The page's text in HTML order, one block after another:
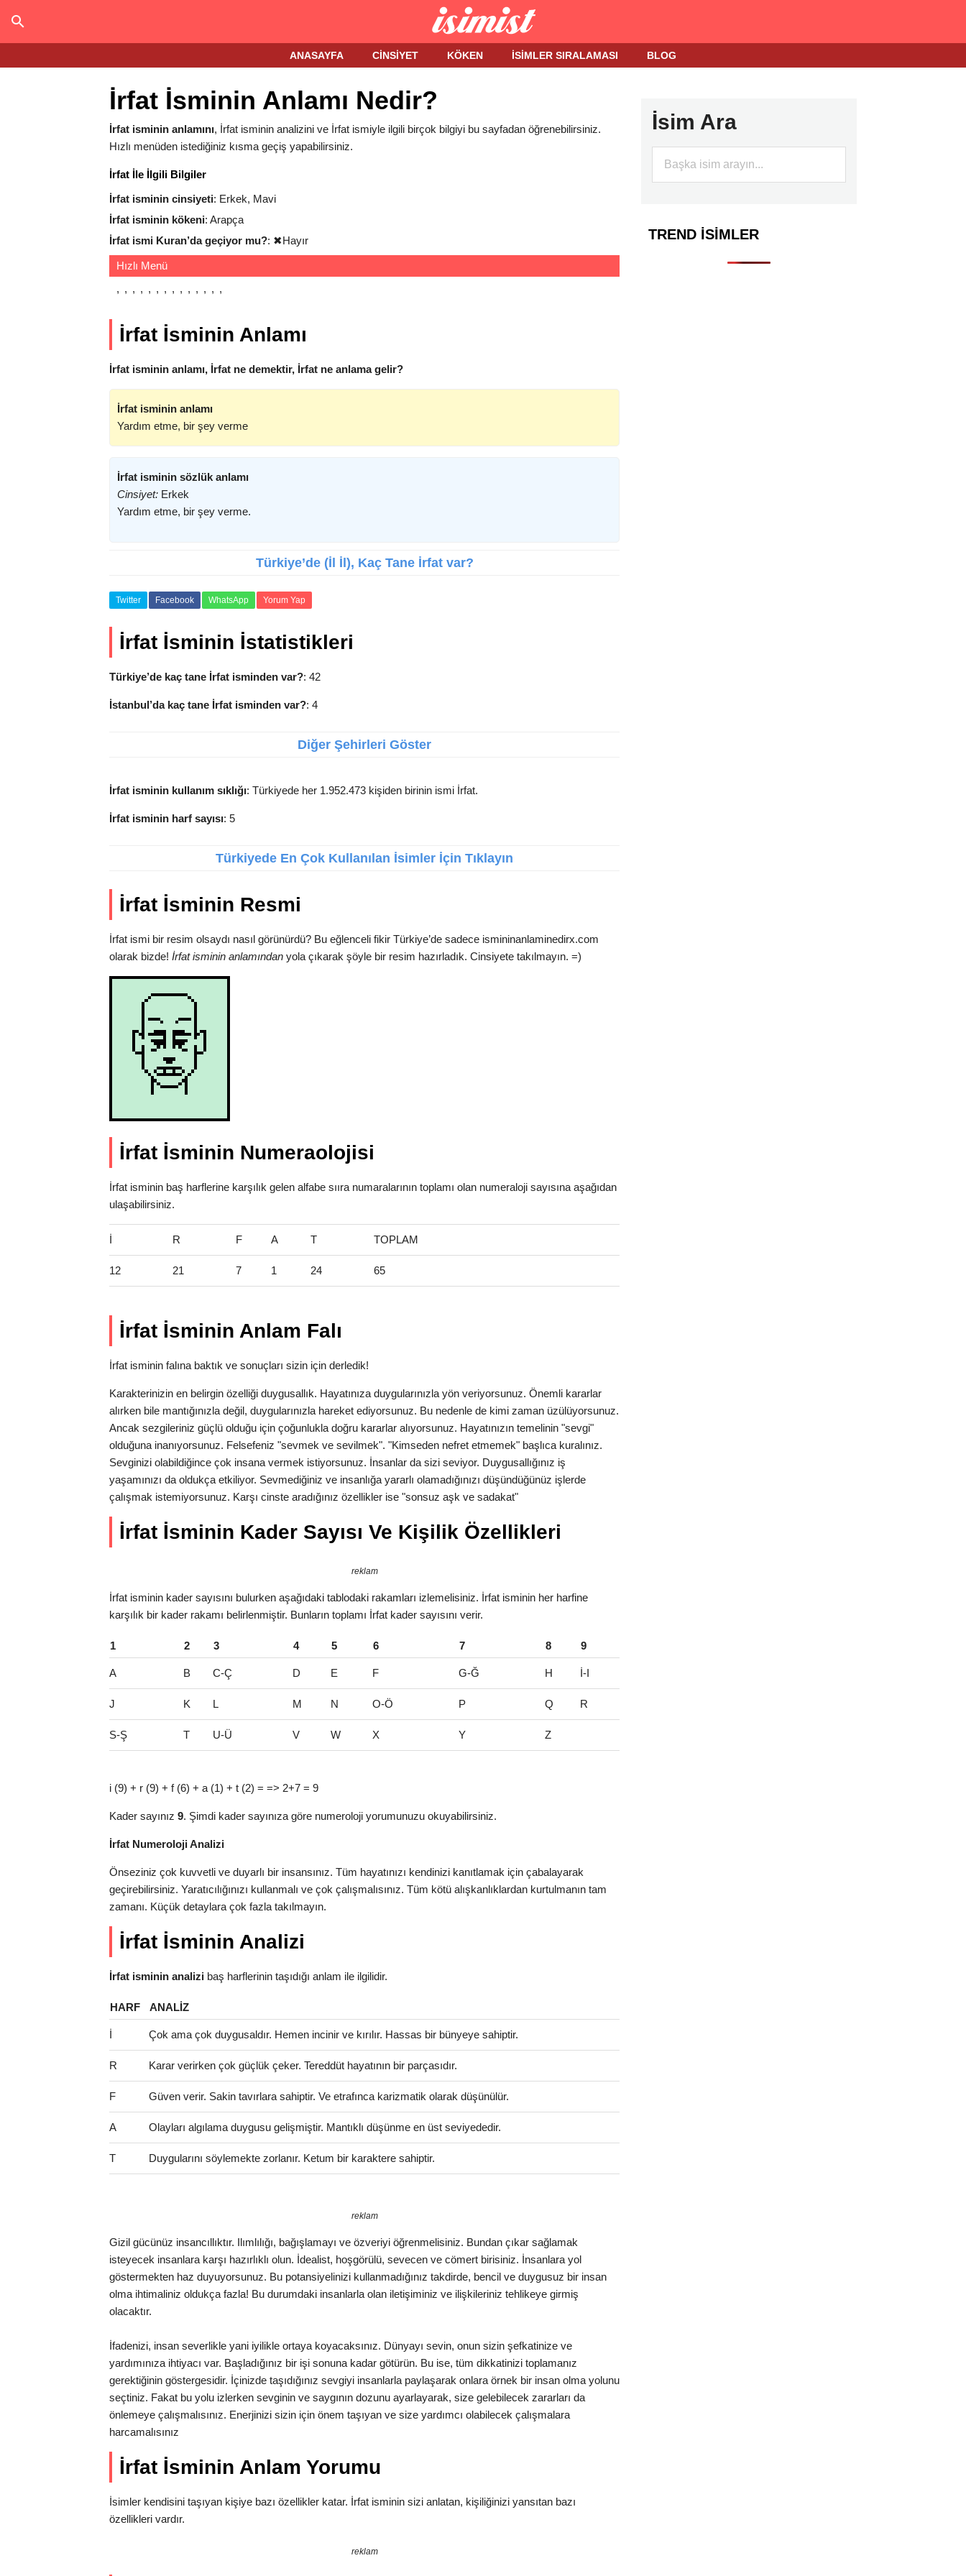
ANASAYFA CINSIYET KÖKEN İSIMLER SIRALAMASI BLOG
İrfat İsminin Anlamı Nedir?
İrfat isminin anlamını, İrfat isminin analizini ve İrfat ismiyle ilgili birçok bilgiyi bu sayfadan öğrenebilirsiniz.
Hızlı menüden istediğiniz kısma geçiş yapabilirsiniz.
İrfat İle İlgili Bilgiler
İrfat isminin cinsiyeti: Erkek, Mavi
İrfat isminin kökeni: Arapça
İrfat ismi Kuran’da geçiyor mu?: ✖Hayır
Hızlı Menü
İrfat İsminin Anlamı
İrfat isminin anlamı, İrfat ne demektir, İrfat ne anlama gelir?
İrfat isminin anlamı
Yardım etme, bir şey verme
İrfat isminin sözlük anlamı
Cinsiyet: Erkek
Yardım etme, bir şey verme.
Türkiye’de (İl İl), Kaç Tane İrfat var?
Twitter Facebook WhatsApp Yorum Yap
İrfat İsminin İstatistikleri
Türkiye’de kaç tane İrfat isminden var?: 42
İstanbul’da kaç tane İrfat isminden var?: 4
Diğer Şehirleri Göster
İrfat isminin kullanım sıklığı: Türkiyede her 1.952.473 kişiden birinin ismi İrfat.
İrfat isminin harf sayısı: 5
Türkiyede En Çok Kullanılan İsimler İçin Tıklayın
İrfat İsminin Resmi
İrfat ismi bir resim olsaydı nasıl görünürdü? Bu eğlenceli fikir Türkiye’de sadece ismininanlaminedirx.com
olarak bizde! İrfat isminin anlamından yola çıkarak şöyle bir resim hazırladık. Cinsiyete takılmayın. =)
İrfat İsminin Numeraolojisi
İrfat isminin baş harflerine karşılık gelen alfabe sııra numaralarının toplamı olan numeraloji sayısına aşağıdan
ulaşabilirsiniz.
İ R F A T TOPLAM
12 21 7 1 24 65
İrfat İsminin Anlam Falı
İrfat isminin falına baktık ve sonuçları sizin için derledik!
Karakterinizin en belirgin özelliği duygusallık. Hayatınıza duygularınızla yön veriyorsunuz. Önemli kararlar
alırken bile mantığınızla değil, duygularınızla hareket ediyorsunuz. Bu nedenle de kimi zaman üzülüyorsunuz.
Ancak sezgileriniz güçlü olduğu için çoğunlukla doğru kararlar alıyorsunuz. Hayatınızın temelinin "sevgi"
olduğuna inanıyorsunuz. Felsefeniz "sevmek ve sevilmek". "Kimseden nefret etmemek" başlıca kuralınız.
Sevginizi olabildiğince çok insana vermek istiyorsunuz. İnsanlar da sizi seviyor. Duygusallığınız iş
yaşamınızı da oldukça etkiliyor. Sevmediğiniz ve insanlığa yararlı olamadığınızı düşündüğünüz işlerde
çalışmak istemiyorsunuz. Karşı cinste aradığınız özellikler ise "sonsuz aşk ve sadakat"
İrfat İsminin Kader Sayısı Ve Kişilik Özellikleri
reklam
İrfat isminin kader sayısını bulurken aşağıdaki tablodaki rakamları izlemelisiniz. İrfat isminin her harfine
karşılık bir kader rakamı belirlenmiştir. Bunların toplamı İrfat kader sayısını verir.
1 2 3 4 5 6 7 8 9
A B C-Ç D E F G-Ğ H İ-I
J K L M N O-Ö P Q R
S-Ş T U-Ü V W X Y Z
i (9) + r (9) + f (6) + a (1) + t (2) = => 2+7 = 9
Kader sayınız 9. Şimdi kader sayınıza göre numeroloji yorumunuzu okuyabilirsiniz.
İrfat Numeroloji Analizi
Önseziniz çok kuvvetli ve duyarlı bir insansınız. Tüm hayatınızı kendinizi kanıtlamak için çabalayarak
geçirebilirsiniz. Yaratıcılığınızı kullanmalı ve çok çalışmalısınız. Tüm kötü alışkanlıklardan kurtulmanın tam
zamanı. Küçük detaylara çok fazla takılmayın.
İrfat İsminin Analizi
İrfat isminin analizi baş harflerinin taşıdığı anlam ile ilgilidir.
HARF ANALIZ
İ Çok ama çok duygusaldır. Hemen incinir ve kırılır. Hassas bir bünyeye sahiptir.
R Karar verirken çok güçlük çeker. Tereddüt hayatının bir parçasıdır.
F Güven verir. Sakin tavırlara sahiptir. Ve etrafınca karizmatik olarak düşünülür.
A Olayları algılama duygusu gelişmiştir. Mantıklı düşünme en üst seviyededir.
T Duygularını söylemekte zorlanır. Ketum bir karaktere sahiptir.
reklam
Gizil gücünüz insancıllıktır. Ilımlılığı, bağışlamayı ve özveriyi öğrenmelisiniz. Bundan çıkar sağlamak
isteyecek insanlara karşı hazırlıklı olun. İdealist, hoşgörülü, sevecen ve cömert birisiniz. İnsanlara yol
göstermekten haz duyuyorsunuz. Bu potansiyelinizi kullanmadığınız takdirde, bencil ve duygusuz bir insan
olma ihtimaliniz oldukça fazla! Bu durumdaki insanlarla olan iletişiminiz ve ilişkileriniz tehlikeye girmiş
olacaktır.
İfadenizi, insan severlikle yani iyilikle ortaya koyacaksınız. Dünyayı sevin, onun sizin şefkatinize ve
yardımınıza ihtiyacı var. Başladığınız bir işi sonuna kadar götürün. Bu ise, tüm dikkatinizi toplamanız
gerektiğinin göstergesidir. İçinizde taşıdığınız sevgiyi insanlarla paylaşarak onlara örnek bir insan olma yolunu
seçtiniz. Fakat bu yolu izlerken sevginin ve saygının dozunu ayarlayarak, size gelebilecek zararları da
önlemeye çalışmalısınız. Enerjinizi sizin için önem taşıyan ve size yardımcı olabilecek çalışmalara
harcamalısınız
İrfat İsminin Anlam Yorumu
İsimler kendisini taşıyan kişiye bazı özellikler katar. İrfat isminin sizi anlatan, kişiliğinizi yansıtan bazı
özellikleri vardır.
reklam
İsim Ara
TREND İSIMLER